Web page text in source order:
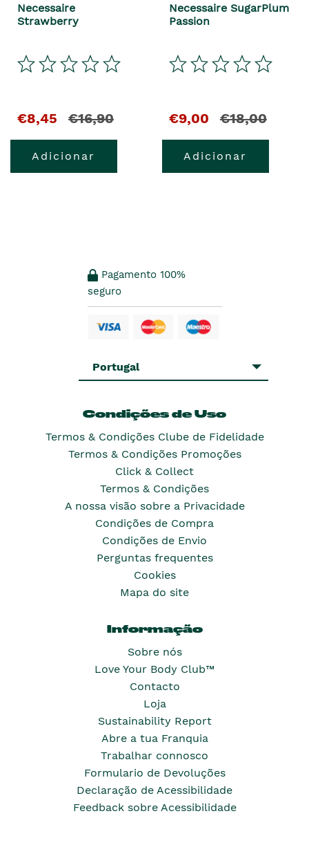
Necessaire
Strawberry
€8,45 €16,90
Adicionar
Necessaire SugarPlum
Passion
€9,00 €18,00
Adicionar
Pagamento 100%
seguro
Portugal
Condições de Uso
Termos & Condições Clube de Fidelidade
Termos & Condições Promoções
Click & Collect
Termos & Condições
A nossa visão sobre a Privacidade
Condições de Compra
Condições de Envio
Perguntas frequentes
Cookies
Mapa do site
Informação
Sobre nós
Love Your Body Club™
Contacto
Loja
Sustainability Report
Abre a tua Franquia
Trabalhar connosco
Formulario de Devoluções
Declaração de Acessibilidade
Feedback sobre Acessibilidade